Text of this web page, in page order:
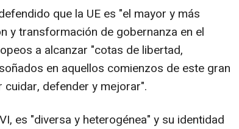
que la UE es "el mayor y más
y transformación de gobernanza en el
a alcanzar "cotas de libertad,
en aquellos comienzos de este gran
defender y mejorar".
es "diversa y heterogénea" y su identidad